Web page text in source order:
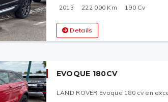
2013 222 000 Km 190Cv
Details
EVOQUE 180CV
LAND ROVER Evoque 180 cv en